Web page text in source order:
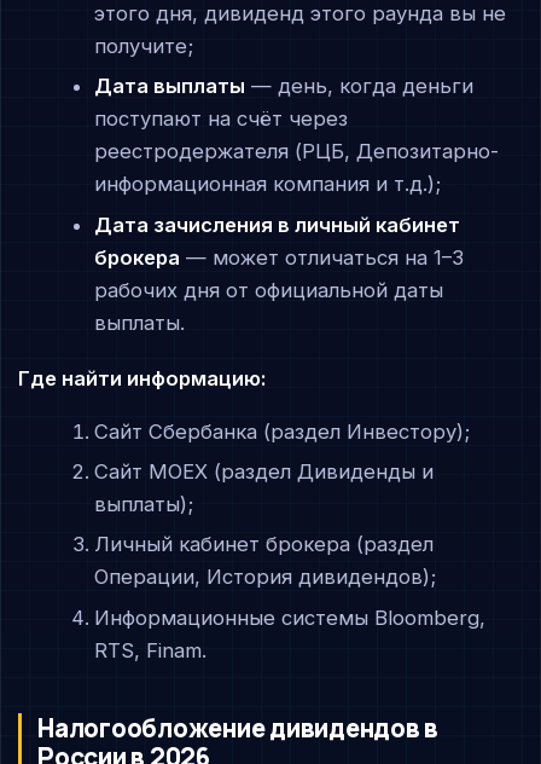
этого дня, дивиденд этого раунда вы не
получите;
Дата выплаты — день, когда деньги
поступают на счёт через
реестродержателя (РЦБ, Депозитарно-
информационная компания и т.д.);
Дата зачисления в личный кабинет
брокера — может отличаться на 1–3
рабочих дня от официальной даты
выплаты.
Где найти информацию:
Сайт Сбербанка (раздел Инвестору);
Сайт MOEX (раздел Дивиденды и
выплаты);
Личный кабинет брокера (раздел
Операции, История дивидендов);
Информационные системы Bloomberg,
RTS, Finam.
Налогообложение дивидендов в
России в 2026